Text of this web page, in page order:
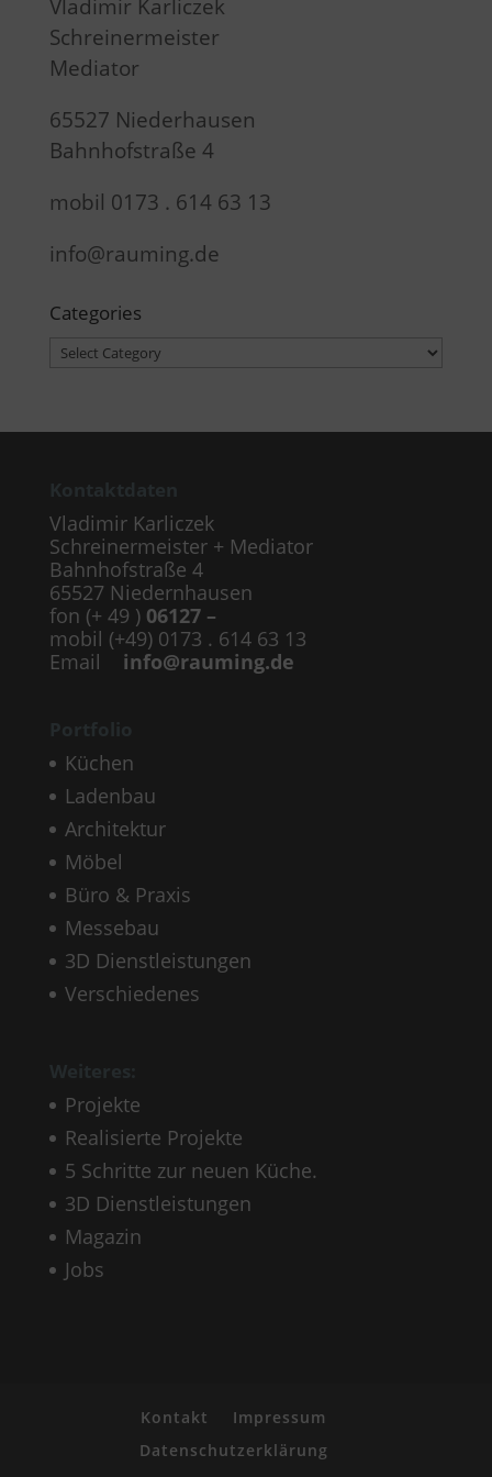
Vladimir Karliczek
Schreinermeister
Mediator
65527 Niederhausen
Bahnhofstraße 4
mobil 0173 . 614 63 13
info@rauming.de
Categories
Categories
Vladimir Karliczek
Schreinermeister + Mediator
Bahnhofstraße 4
65527 Niedernhausen
fon (+ 49 ) 06127 –
mobil (+49) 0173 . 614 63 13
Email info@rauming.de
Küchen
Ladenbau
Architektur
Möbel
Büro & Praxis
Messebau
3D Dienstleistungen
Verschiedenes
Projekte
Realisierte Projekte
5 Schritte zur neuen Küche.
3D Dienstleistungen
Magazin
Jobs
Kontakt
Impressum
Datenschutzerklärung